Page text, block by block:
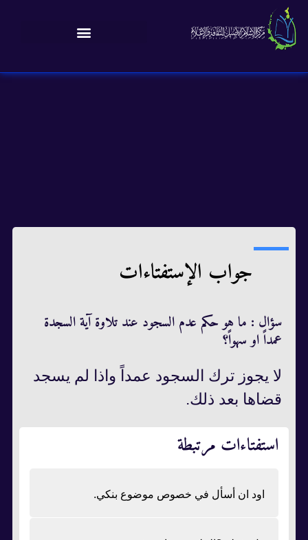
جواب الإستفتاءات
سؤال : ما هو حكم عدم السجود عند تلاوة آية السجدة
عمداً او سهواً؟
لا يجوز ترك السجود عمداً واذا لم يسجد
قضاها بعد ذلك.
استفتاءات مرتبطة
اود ان أسأل في خصوص موضوع بنكي.